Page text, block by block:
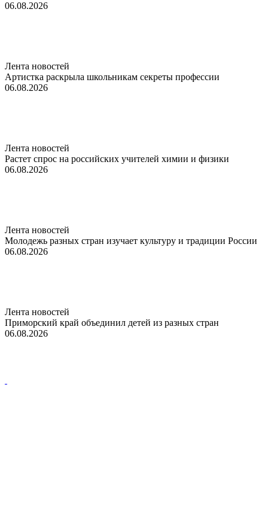
06.08.2026
Лента новостей
Артистка раскрыла школьникам секреты профессии
06.08.2026
Лента новостей
Растет спрос на российских учителей химии и физики
06.08.2026
Лента новостей
Молодежь разных стран изучает культуру и традиции России
06.08.2026
Лента новостей
Приморский край объединил детей из разных стран
06.08.2026